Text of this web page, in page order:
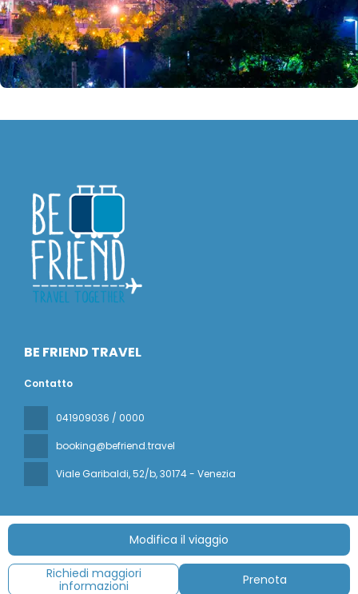
Modifica il viaggio
Richiedi maggiori
informazioni
Prenota
BE FRIEND TRAVEL
Contatto
041909036 / 0000
booking@befriend.travel
Viale Garibaldi, 52/b, 30174 - Venezia
Tutti i diritti riservati BE FRIEND TRAVEL © 2026
Politica sulla
privacy